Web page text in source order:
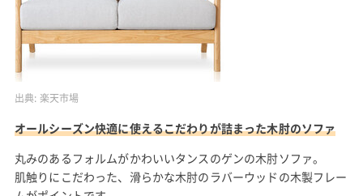
出典: 楽天市場
オールシーズン快適に使えるこだわりが詰まった木肘のソファ
丸みのあるフォルムがかわいいタンスのゲンの木肘ソファ。
肌触りにこだわった、滑らかな木肘のラバーウッドの木製フレー